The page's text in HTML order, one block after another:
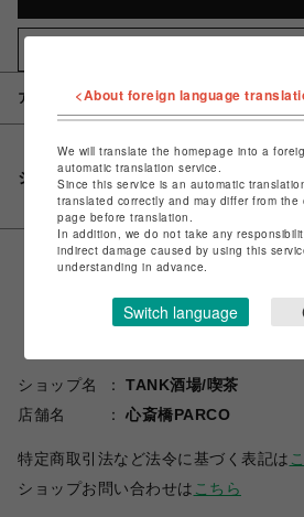
アイテム説明 / 素材
シェアする
ショップ名
TANK酒場/喫茶
店舗名
心斎橋PARCO
特定商取引法など法令に基づく表記は
ショップお問い合わせは こちら
<About foreign language
We will translate the homepage into a
automatic translation service.
Since this service is an automatic
translated correctly and may differ from
page before translation.
In addition, we do not take any
indirect damage caused by using this
understanding in advance.
Switch language